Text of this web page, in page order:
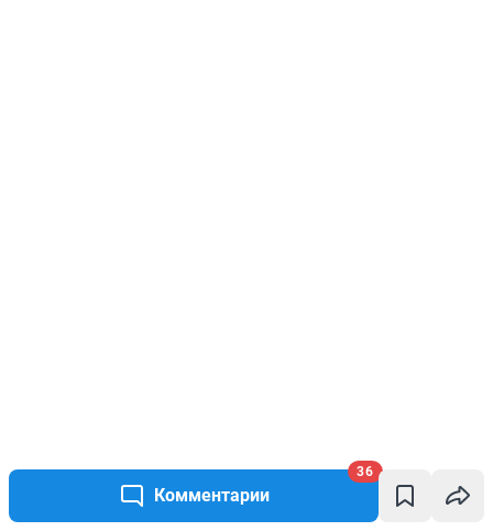
Комментарии
36